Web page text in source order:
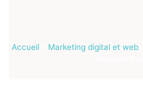
Accueil» Marketing digital et web»